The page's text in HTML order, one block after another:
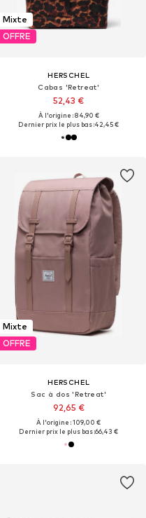
Mixte
OFFRE
HERSCHEL
Cabas 'Retreat'
52,43 €
À l'origine : 84,90 €
Dernier prix le plus bas :42,45 €
Mixte
OFFRE
HERSCHEL
Sac à dos 'Retreat'
92,65 €
À l'origine : 109,00 €
Dernier prix le plus bas :66,43 €